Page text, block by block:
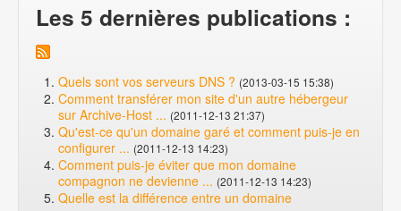
Les 5 dernières publications :
Quels sont vos serveurs DNS ? (2013-03-15 15:38)
Comment transférer mon site d'un autre hébergeur
sur Archive-Host ... (2011-12-13 21:37)
Qu'est-ce qu'un domaine garé et comment puis-je en
configurer ... (2011-12-13 14:23)
Comment puis-je éviter que mon domaine
compagnon ne devienne ... (2011-12-13 14:23)
Quelle est la différence entre un domaine